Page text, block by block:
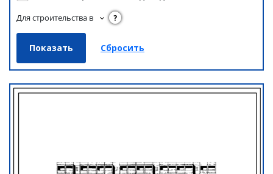
Для строительства в ?